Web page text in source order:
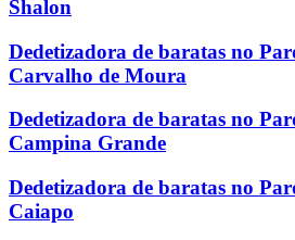
Shalon
Dedetizadora de baratas no
Carvalho de Moura
Dedetizadora de baratas no
Campina Grande
Dedetizadora de baratas no
Caiapo